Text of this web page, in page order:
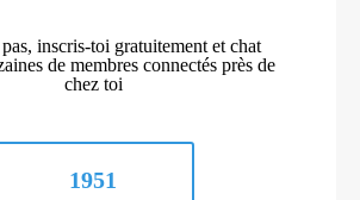
inscris-toi gratuitement et chat
de membres connectés près de
chez toi
1951